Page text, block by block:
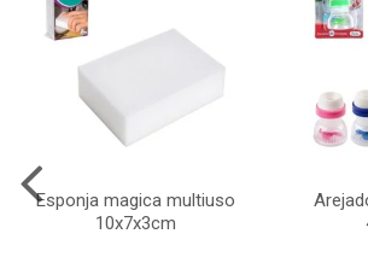
Esponja magica multiuso
10x7x3cm